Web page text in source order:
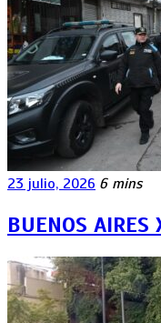
23 julio, 2026 6 mins
BUENOS AIRES